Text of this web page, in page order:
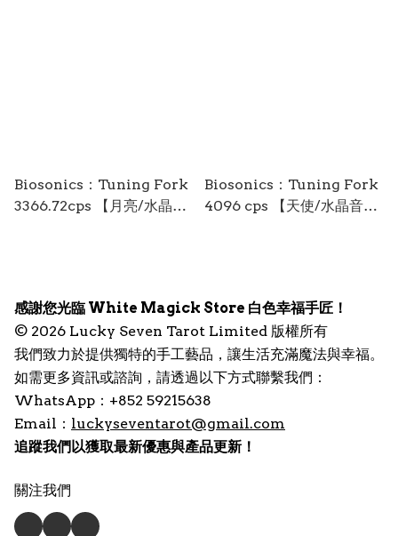
Biosonics：Tuning Fork
3366.72cps 【月亮/水晶音
Biosonics：Tuning Fork
4096 cps 【天使/水晶音
感謝您光臨 White Magick Store 白色幸福手匠！
© 2026 Lucky Seven Tarot Limited 版權所有
我們致力於提供獨特的手工藝品，讓生活充滿魔法與幸福。
如需更多資訊或諮詢，請透過以下方式聯繫我們：
WhatsApp：+852 59215638
Email： luckyseventarot@gmail.com
追蹤我們以獲取最新優惠與產品更新！
關注我們